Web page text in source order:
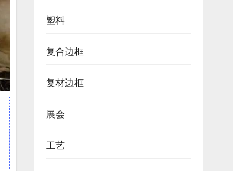
塑料
复合边框
复材边框
展会
工艺